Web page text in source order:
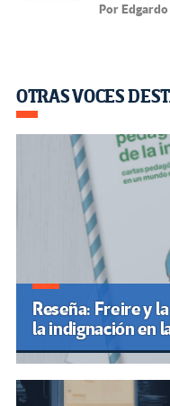
Por Edgardo
OTRAS VOCES
Reseña: Freire y
la indignación en